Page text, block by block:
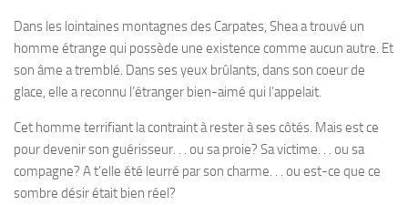
Dans les lointaines montagnes des Carpates, Shea a trouvé un
homme étrange qui possède une existence comme aucun autre. Et
son âme a tremblé. Dans ses yeux brûlants, dans son coeur de
glace, elle a reconnu l’étranger bien-aimé qui l’appelait.
Cet homme terrifiant la contraint à rester à ses côtés. Mais est ce
pour devenir son guérisseur. . . ou sa proie? Sa victime. . . ou sa
compagne? A t’elle été leurré par son charme. . . ou est-ce que ce
sombre désir était bien réel?